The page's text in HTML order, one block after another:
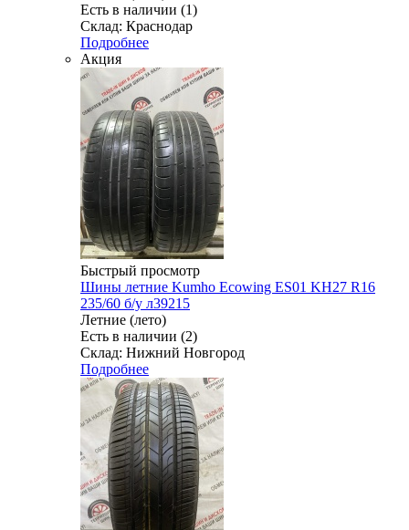
Есть в наличии (1)
Склад: Краснодар
Подробнее
Акция
Быстрый просмотр
Шины летние Kumho Ecowing ES01 KH27 R16
235/60 б/у л39215
Летние (лето)
Есть в наличии (2)
Склад: Нижний Новгород
Подробнее